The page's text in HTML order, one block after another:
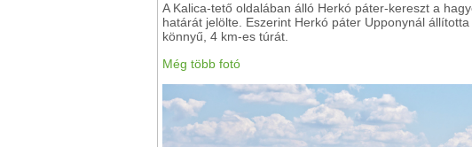
A Kalica-tető oldalában álló Herkó páter-kereszt a
határát jelölte. Eszerint Herkó páter Upponynál
könnyű, 4 km-es túrát.
Még több fotó